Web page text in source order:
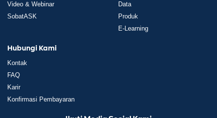
Video & Webinar
SobatASK
Data
Produk
E-Learning
Hubungi Kami
Kontak
FAQ
Karir
Konfirmasi Pembayaran